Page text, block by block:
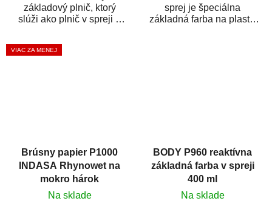
základový plnič, ktorý
slúži ako plnič v spreji a
zároveň. HB BODY...
sprej je špeciálna
základná farba na plasty,
VIAC ZA MENEJ
Brúsny papier P1000
INDASA Rhynowet na
mokro hárok
Na sklade
BODY P960 reaktívna
základná farba v spreji
400 ml
Na sklade